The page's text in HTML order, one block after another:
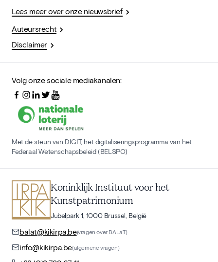
Lees meer over onze nieuwsbrief
Auteursrecht
Disclaimer
Volg onze sociale mediakanalen:
Met de steun van DIGIT, het digitaliseringsprogramma van het
Federaal Wetenschapsbeleid (BELSPO)
Koninklijk Instituut voor het
Kunstpatrimonium
Jubelpark 1, 1000 Brussel, België
balat@kikirpa.be(vragen over BALaT)
info@kikirpa.be(algemene vragen)